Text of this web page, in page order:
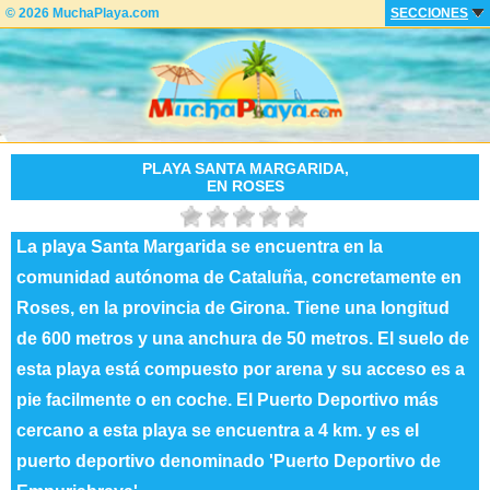
© 2026 MuchaPlaya.com SECCIONES
PLAYA SANTA MARGARIDA,
EN ROSES
La playa Santa Margarida se encuentra en la
comunidad autónoma de Cataluña, concretamente en
Roses, en la provincia de Girona. Tiene una longitud
de 600 metros y una anchura de 50 metros. El suelo de
esta playa está compuesto por arena y su acceso es a
pie facilmente o en coche. El Puerto Deportivo más
cercano a esta playa se encuentra a 4 km. y es el
puerto deportivo denominado 'Puerto Deportivo de